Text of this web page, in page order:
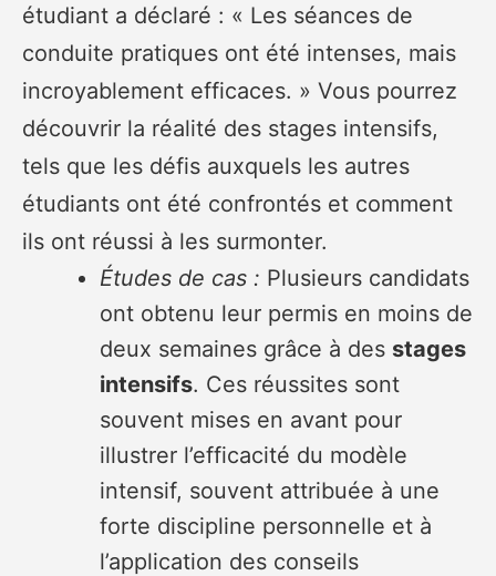
étudiant a déclaré : « Les séances de
conduite pratiques ont été intenses, mais
incroyablement efficaces. » Vous pourrez
découvrir la réalité des stages intensifs,
tels que les défis auxquels les autres
étudiants ont été confrontés et comment
ils ont réussi à les surmonter.
Études de cas : Plusieurs candidats
ont obtenu leur permis en moins de
deux semaines grâce à des stages
intensifs. Ces réussites sont
souvent mises en avant pour
illustrer l’efficacité du modèle
intensif, souvent attribuée à une
forte discipline personnelle et à
l’application des conseils